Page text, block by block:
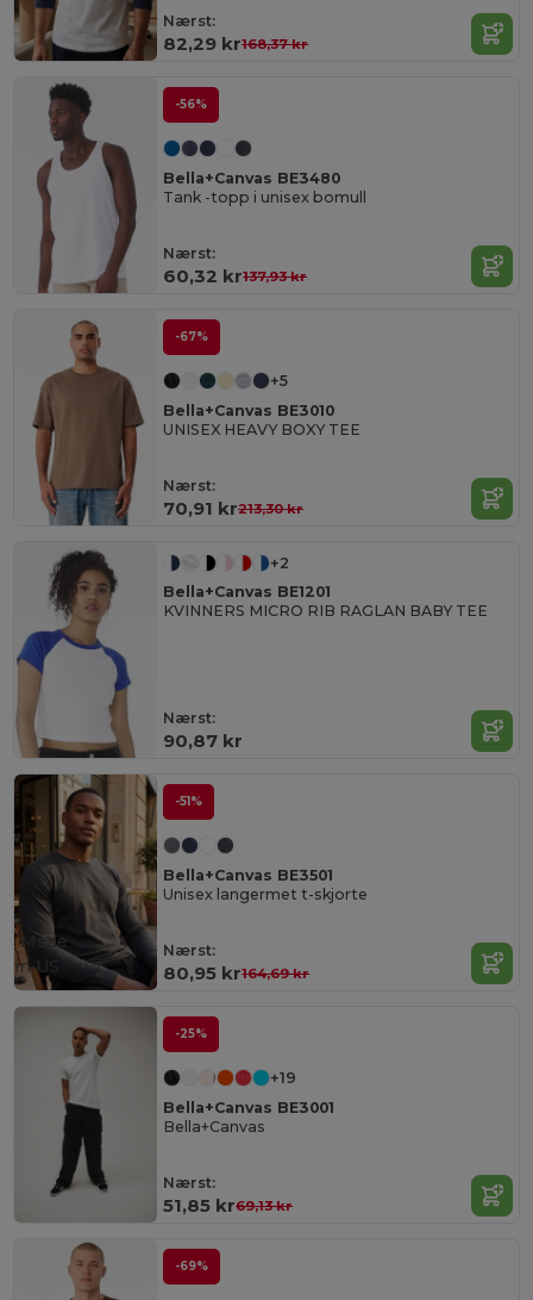
Nærst:
82,29 kr168,37 kr
-56%
Bella+Canvas BE3480
Tank -topp i unisex bomull
Nærst:
60,32 kr137,93 kr
-67%
+5
Bella+Canvas BE3010
UNISEX HEAVY BOXY TEE
Nærst:
70,91 kr213,30 kr
+2
Bella+Canvas BE1201
KVINNERS MICRO RIB RAGLAN BABY TEE
Nærst:
90,87 kr
-51%
Bella+Canvas BE3501
Unisex langermet t-skjorte
Nærst:
80,95 kr164,69 kr
Made
in US
-25%
+19
Bella+Canvas BE3001
Bella+Canvas
Nærst:
51,85 kr69,13 kr
-69%